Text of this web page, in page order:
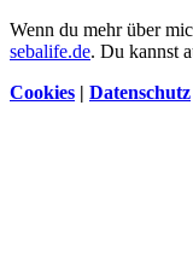
Wenn du mehr über
sebalife.de. Du kannst
Cookies | Datenschutz